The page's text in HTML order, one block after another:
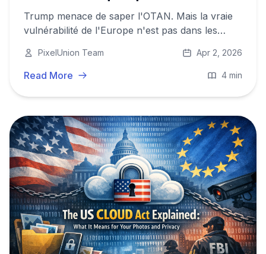
Trump menace de saper l'OTAN. Mais la vraie
vulnérabilité de l'Europe n'est pas dans les
Et ces données transitent par des serveurs
américains.
PixelUnion Team Apr 2, 2026
Read More 4 min